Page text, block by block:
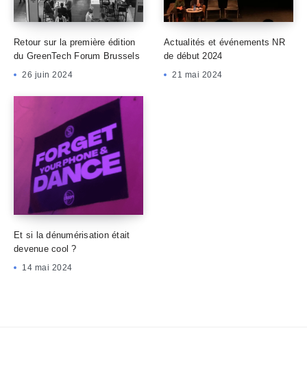
Retour sur la première édition
du GreenTech Forum Brussels
26 juin 2024
Actualités et événements NR
de début 2024
21 mai 2024
Et si la dénumérisation était
devenue cool ?
14 mai 2024